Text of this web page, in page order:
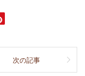
次の記事